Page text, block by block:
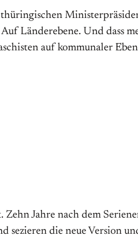
Länderebene. Und dass
auf kommunaler
Jahre nach dem
sezieren die neue Version